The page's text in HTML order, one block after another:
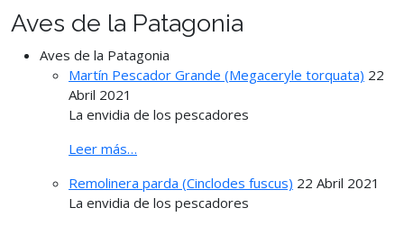
Aves de la Patagonia
Aves de la Patagonia
Martín Pescador Grande (Megaceryle torquata) 22
Abril 2021
La envidia de los pescadores
Leer más…
Remolinera parda (Cinclodes fuscus) 22 Abril 2021
La envidia de los pescadores